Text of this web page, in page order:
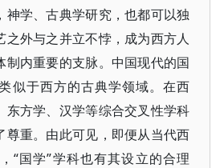
神学、古典学研究，也都可以独
之外与之并立不悖，成为西方人
制内重要的支脉。中国现代的国
似于西方的古典学领域。在西
东方学、汉学等综合交叉性学科
尊重。由此可见，即便从当代西
“国学”学科也有其设立的合理